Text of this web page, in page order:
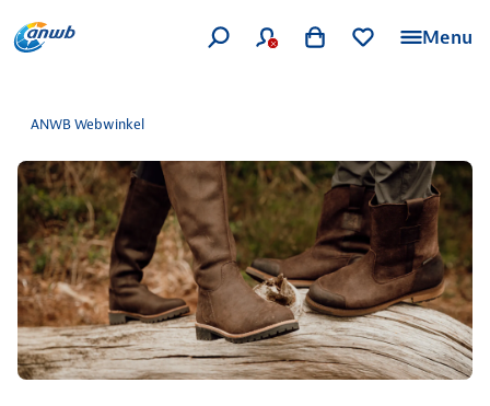
Menu
ANWB Webwinkel